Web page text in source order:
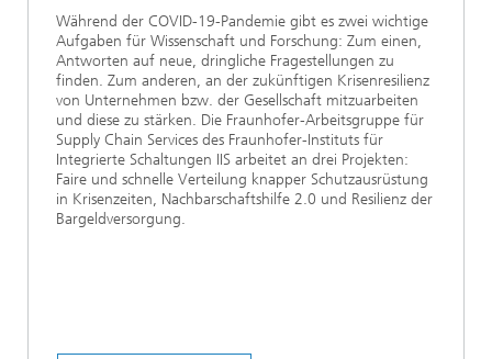
Während der COVID-19-Pandemie gibt es zwei wichtige
Aufgaben für Wissenschaft und Forschung: Zum einen,
Antworten auf neue, dringliche Fragestellungen zu
finden. Zum anderen, an der zukünftigen Krisenresilienz
von Unternehmen bzw. der Gesellschaft mitzuarbeiten
und diese zu stärken. Die Fraunhofer-Arbeitsgruppe für
Supply Chain Services des Fraunhofer-Instituts für
Integrierte Schaltungen IIS arbeitet an drei Projekten:
Faire und schnelle Verteilung knapper Schutzausrüstung
in Krisenzeiten, Nachbarschaftshilfe 2.0 und Resilienz der
Bargeldversorgung.